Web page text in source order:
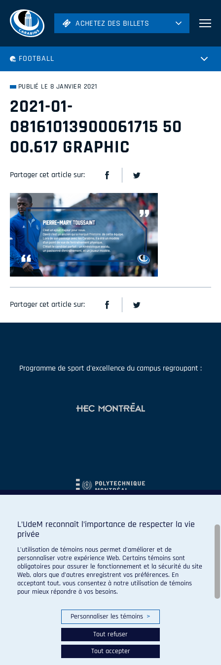
ACHETEZ DES BILLETS
ACHETEZ DES BILLETS
FOOTBALL
PUBLIÉ LE 8 JANVIER 2021
2021-01-
08161013900061715 50
00.617 GRAPHIC
Partager cet article sur:
Partager cet article sur:
Programme de sport d'excellence du campus regroupant :
© 2026 Carabins de l'Université de Montréal. Tous droits
L’UdeM reconnaît l’importance de respecter la vie
privée
L’utilisation de témoins nous permet d’améliorer et de
personnaliser votre expérience Web. Certains témoins sont
obligatoires pour assurer le fonctionnement et la sécurité du site
Web, alors que d’autres enregistrent vos préférences. En
acceptant tout, vous consentez à notre utilisation de témoins
pour mieux répondre à vos besoins.
Personnaliser les témoins >
Tout refuser
Tout accepter